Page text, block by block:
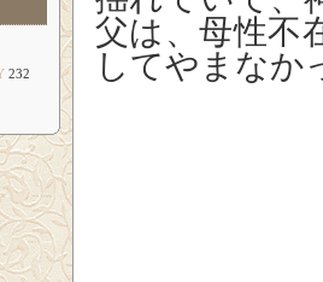
父は、母性不
してやまなか
232